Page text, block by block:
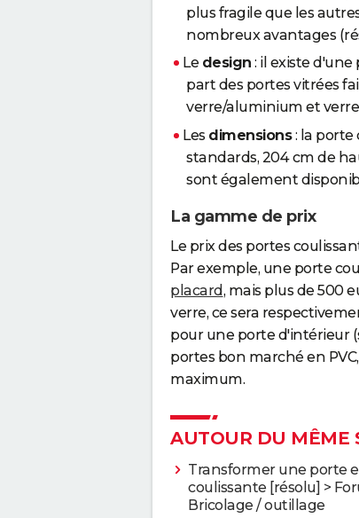
plus fragile que les
nombreux avantages
Le design : il existe
part des portes vitrées
verre/aluminium et
Les dimensions: la porte
standards, 204 cm de
sont également
La gamme de prix
Le prix des portes
Par exemple, une porte
placard, mais plus de 500
verre, ce sera
pour une porte d'intérieur
portes bon marché en
maximum.
AUTOUR DU MÊME
Transformer une porte
coulissante [résolu] >
Bricolage / outillage